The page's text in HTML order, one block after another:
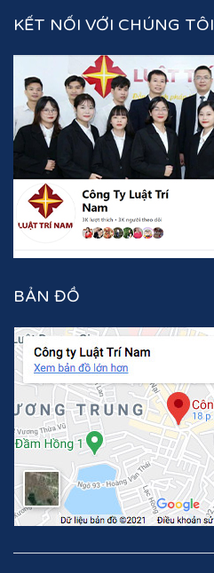
KẾT NỐI VỚI CHÚNG TÔI
BẢN ĐỒ